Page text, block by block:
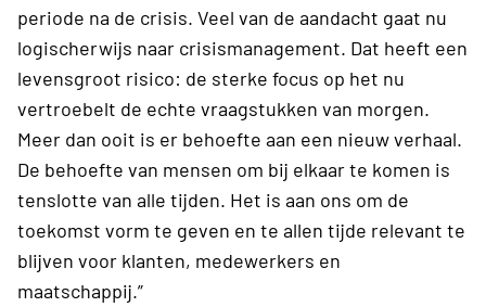
periode na de crisis. Veel van de aandacht gaat nu
logischerwijs naar crisismanagement. Dat heeft een
levensgroot risico: de sterke focus op het nu
vertroebelt de echte vraagstukken van morgen.
Meer dan ooit is er behoefte aan een nieuw verhaal.
De behoefte van mensen om bij elkaar te komen is
tenslotte van alle tijden. Het is aan ons om de
toekomst vorm te geven en te allen tijde relevant te
blijven voor klanten, medewerkers en
maatschappij.”